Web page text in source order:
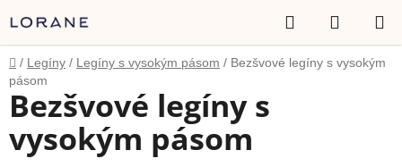
na
obsah
Hľadať
KOŠÍK
Domov
/ Legíny / Legíny s vysokým pásom / Bezšvové legíny s vysokým
pásom
Bezšvové legíny s
vysokým pásom